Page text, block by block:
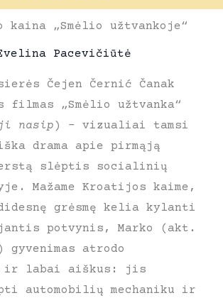
kaina „Smėlio užtvankoje“
Pacevičiūtė
Čejen Černić Čanak
filmas „Smėlio užtvanka“
nasip) – vizualiai tamsi
drama apie pirmąją
slėptis socialinių
Mažame Kroatijos kaime,
grėsmę kelia kylanti
potvynis, Marko (akt.
gyvenimas atrodo
ir labai aiškus: jis
automobilių mechaniku ir